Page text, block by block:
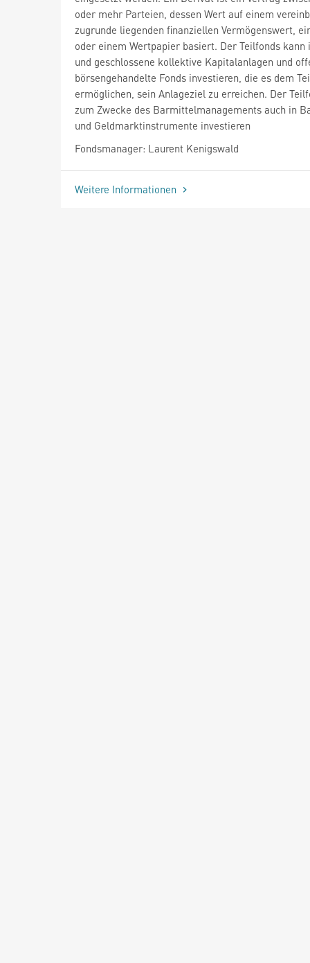
oder mehr Parteien, dessen Wert auf einem
zugrunde liegenden finanziellen Vermögenswert,
oder einem Wertpapier basiert. Der Teilfonds kann
und geschlossene kollektive Kapitalanlagen und
börsengehandelte Fonds investieren, die es dem
ermöglichen, sein Anlageziel zu erreichen. Der
zum Zwecke des Barmittelmanagements auch in
und Geldmarktinstrumente investieren
Fondsmanager: Laurent Kenigswald
Weitere Informationen